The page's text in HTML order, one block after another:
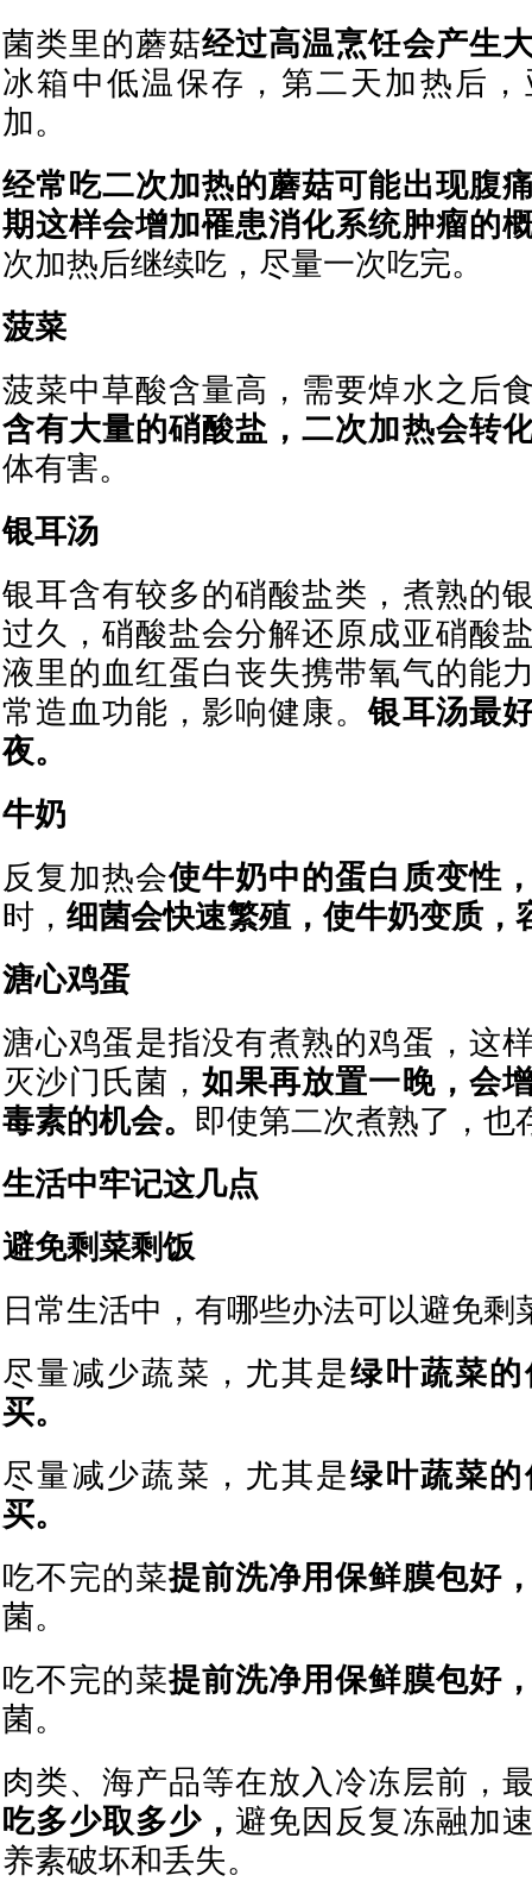
菌类里的蘑菇经过高温烹饪会产生
冰箱中低温保存，第二天加热后
加。
经常吃二次加热的蘑菇可能出现腹
期这样会增加罹患消化系统肿瘤的
次加热后继续吃，尽量一次吃完。
菠菜
菠菜中草酸含量高，需要焯水之后
含有大量的硝酸盐，二次加热会转
体有害。
银耳汤
银耳含有较多的硝酸盐类，煮熟的
过久，硝酸盐会分解还原成亚硝酸
液里的血红蛋白丧失携带氧气的能
常造血功能，影响健康。银耳汤最
夜。
牛奶
反复加热会使牛奶中的蛋白质变性
时， 细菌会快速繁殖，使牛奶变质，
溏心鸡蛋
溏心鸡蛋是指没有煮熟的鸡蛋，这
灭沙门氏菌，如果再放置一晚，会
毒素的机会。 即使第二次煮熟了，也
生活中牢记这几点
避免剩菜剩饭
日常生活中，有哪些办法可以避免剩
尽量减少蔬菜，尤其是绿叶蔬菜
买。
尽量减少蔬菜，尤其是绿叶蔬菜
买。
吃不完的菜提前洗净用保鲜膜包好
菌。
吃不完的菜提前洗净用保鲜膜包好
菌。
肉类、海产品等在放入冷冻层前，
吃多少取多少， 避免因反复冻融加
养素破坏和丢失。